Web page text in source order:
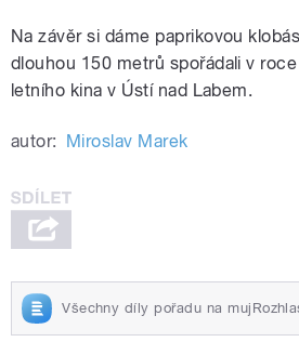
Na závěr si dáme paprikovou
dlouhou 150 metrů spořádali v
letního kina v Ústí nad Labem.
autor: Miroslav Marek
Všechny díly pořadu na